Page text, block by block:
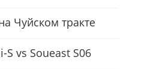
Чуйском тракте
S vs Soueast S06